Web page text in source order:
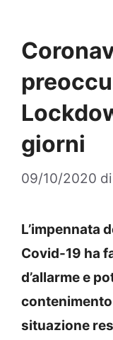
giorni
09/10/2020 di
L’impennata
Covid-19 ha
d’allarme e
situazione